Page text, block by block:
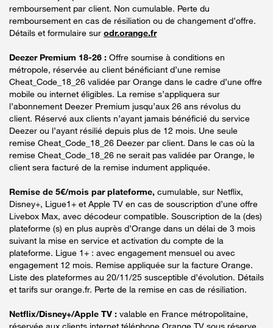
remboursement par client. Non cumulable. Perte du
remboursement en cas de résiliation ou de changement d’offre.
Détails et formulaire sur odr.orange.fr
Deezer Premium 18-26 : Offre soumise à conditions en
métropole, réservée au client bénéficiant d’une remise
Cheat_Code_18_26 validée par Orange dans le cadre d’une offre
mobile ou internet éligibles. La remise s’appliquera sur
l’abonnement Deezer Premium jusqu’aux 26 ans révolus du
client. Réservé aux clients n’ayant jamais bénéficié du service
Deezer ou l’ayant résilié depuis plus de 12 mois. Une seule
remise Cheat_Code_18_26 Deezer par client. Dans le cas où la
remise Cheat_Code_18_26 ne serait pas validée par Orange, le
client sera facturé de la remise indument appliquée.
Remise de 5€/mois par plateforme, cumulable, sur Netflix,
Disney+, Ligue1+ et Apple TV en cas de souscription d’une offre
Livebox Max, avec décodeur compatible. Souscription de la (des)
plateforme (s) en plus auprès d’Orange dans un délai de 3 mois
suivant la mise en service et activation du compte de la
plateforme. Ligue 1+ : avec engagement mensuel ou avec
engagement 12 mois. Remise appliquée sur la facture Orange.
Liste des plateformes au 20/11/25 susceptible d’évolution. Détails
et tarifs sur orange.fr. Perte de la remise en cas de résiliation.
Netflix/Disney+/Apple TV : valable en France métropolitaine,
réservée aux clients internet téléphone Orange TV sous réserve